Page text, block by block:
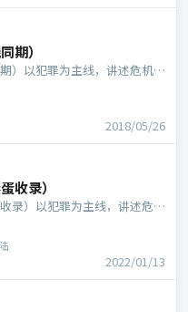
期）
）以犯罪为主线，讲述危机中
俄罗斯班底，林超贤执导，张
2018/05/26
收录）
录）以犯罪为主线，讲述危机
；中国大陆班底，魏德圣执
主演。
2022/01/13